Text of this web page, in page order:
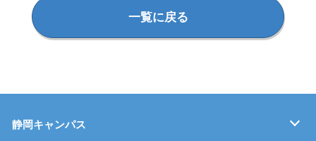
一覧に戻る
静岡キャンパス